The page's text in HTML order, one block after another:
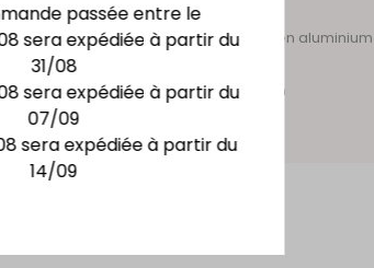
passée entre le
sera expédiée à partir du
31/08
sera expédiée à partir du
07/09
sera expédiée à partir du
14/09
en acier épaisseur 1mm – support en
haute résistance
40 cm x haut. 20,8 cm x prof. 7,3 cm
éclairage LED